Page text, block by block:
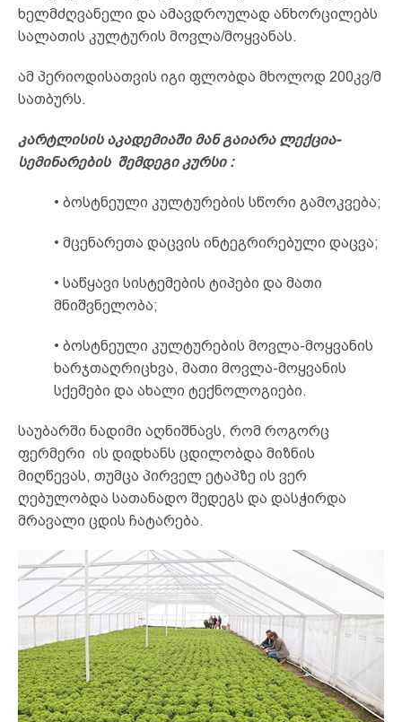
ხელმძღვანელი და ამავდროულად ანხორცილებს
სალათის კულტურის მოვლა/მოყვანას.
ამ პერიოდისათვის იგი ფლობდა მხოლოდ 200კვ/მ
სათბურს.
კარტლისის აკადემიაში მან გაიარა ლექცია-
სემინარების შემდეგი კურსი :
• ბოსტნეული კულტურების სწორი გამოკვება;
• მცენარეთა დაცვის ინტეგრირებული დაცვა;
• საწყავი სისტემების ტიპები და მათი
მნიშვნელობა;
• ბოსტნეული კულტურების მოვლა-მოყვანის
ხარჯთაღრიცხვა, მათი მოვლა-მოყვანის
სქემები და ახალი ტექნოლოგიები.
საუბარში ნადიმი აღნიშნავს, რომ როგორც
ფერმერი ის დიდხანს ცდილობდა მიზნის
მიღწევას, თუმცა პირველ ეტაპზე ის ვერ
ღებულობდა სათანადო შედეგს და დასჭირდა
მრავალი ცდის ჩატარება.